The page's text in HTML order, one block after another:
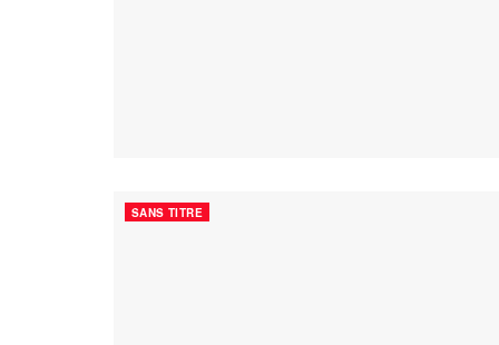
SANS TITRE